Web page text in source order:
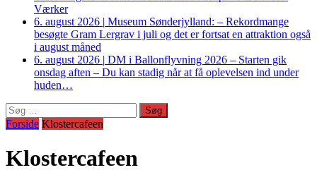
Værker
6. august 2026 | Museum Sønderjylland: – Rekordmange
besøgte Gram Lergrav i juli og det er fortsat en attraktion også
i august måned
6. august 2026 | DM i Ballonflyvning 2026 – Starten gik
onsdag aften – Du kan stadig når at få oplevelsen ind under
huden…
Søg
efter:
Forside Klostercafeen
Klostercafeen